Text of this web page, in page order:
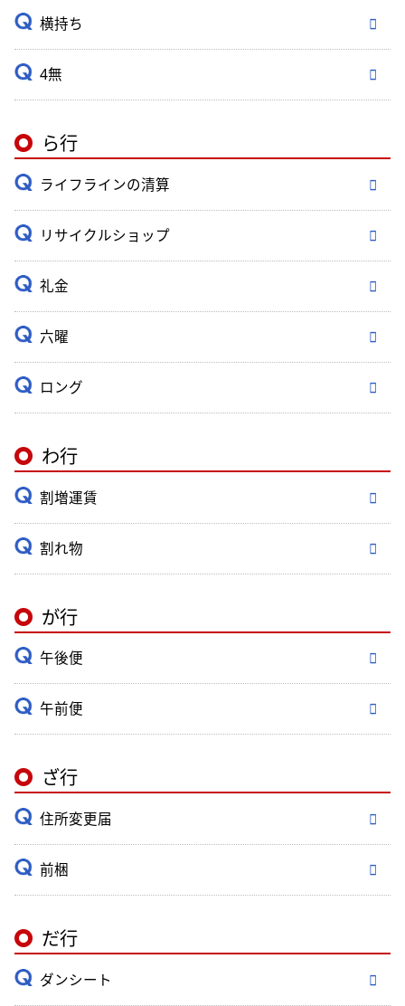
横持ち
4無
ら行
ライフラインの清算
リサイクルショップ
礼金
六曜
ロング
わ行
割増運賃
割れ物
が行
午後便
午前便
ざ行
住所変更届
前梱
だ行
ダンシート